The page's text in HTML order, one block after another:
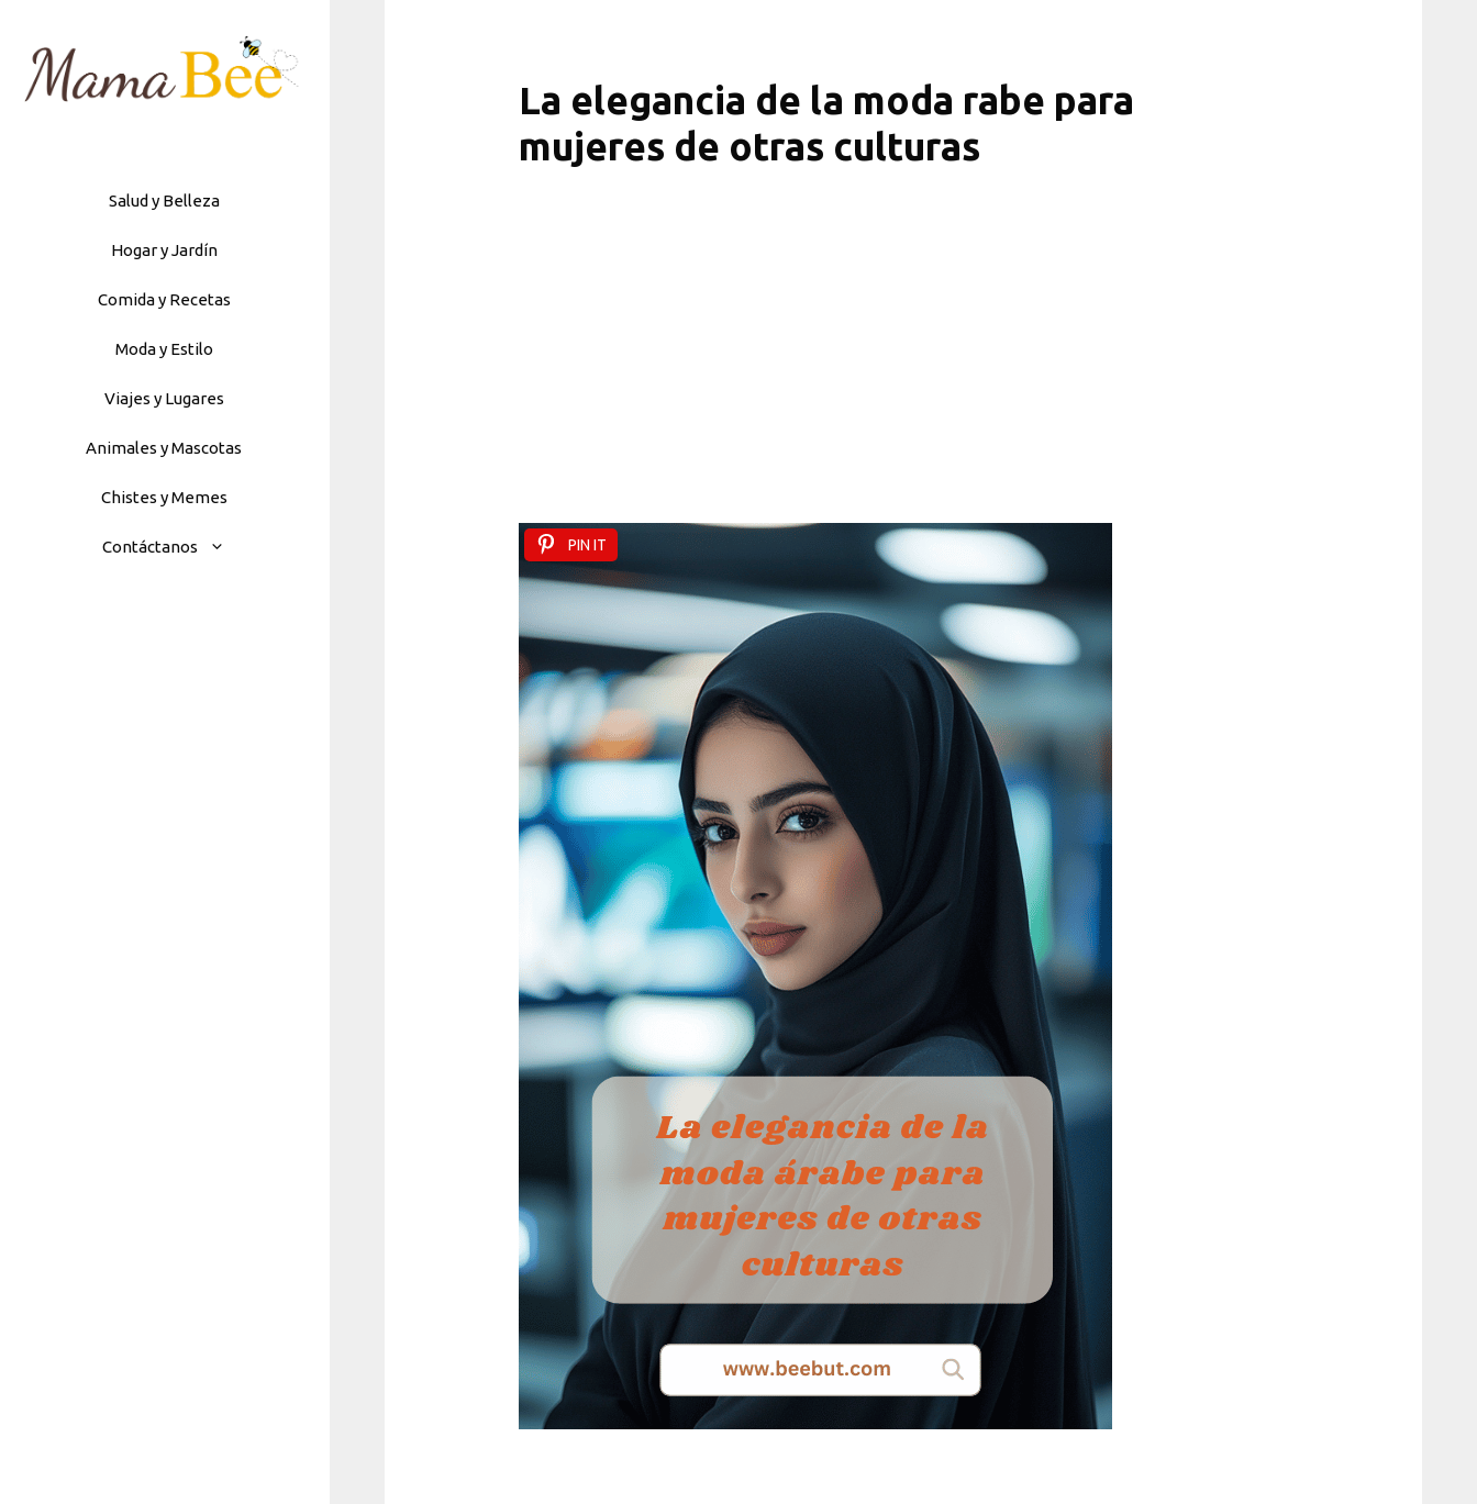
Salud y Belleza
Hogar y Jardín
Comida y Recetas
Moda y Estilo
Viajes y Lugares
Animales y Mascotas
Chistes y Memes
Contáctanos
La elegancia de la moda rabe para
mujeres de otras culturas
PIN IT